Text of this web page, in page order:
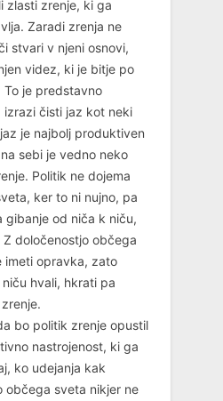
zlasti zrenje, ki ga
Zaradi zrenja ne
stvari v njeni osnovi,
videz, ki je bitje po
To je predstavno
izrazi čisti jaz kot neki
je najbolj produktiven
sebi je vedno neko
Politik ne dojema
ker to ni nujno, pa
gibanje od niča k niču,
določenostjo občega
imeti opravka, zato
hvali, hkrati pa
bo politik zrenje opustil
nastrojenost, ki ga
ko udejanja kak
občega sveta nikjer ne